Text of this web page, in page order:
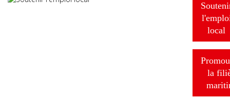
local
la